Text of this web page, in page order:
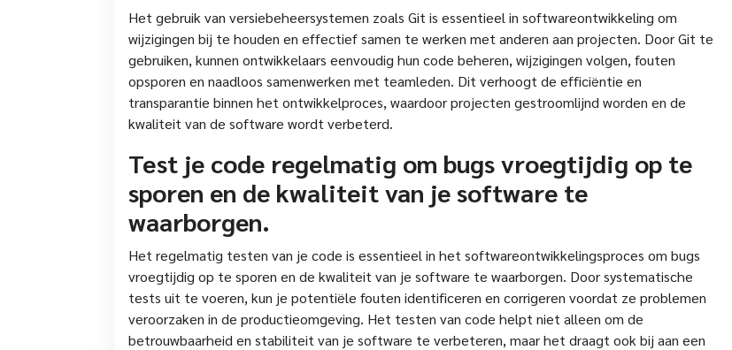
Het gebruik van versiebeheersystemen zoals Git is essentieel in softwareontwikkeling om
wijzigingen bij te houden en effectief samen te werken met anderen aan projecten. Door Git te
gebruiken, kunnen ontwikkelaars eenvoudig hun code beheren, wijzigingen volgen, fouten
opsporen en naadloos samenwerken met teamleden. Dit verhoogt de efficiëntie en
transparantie binnen het ontwikkelproces, waardoor projecten gestroomlijnd worden en de
kwaliteit van de software wordt verbeterd.
Test je code regelmatig om bugs vroegtijdig op te
sporen en de kwaliteit van je software te
waarborgen.
Het regelmatig testen van je code is essentieel in het softwareontwikkelingsproces om bugs
vroegtijdig op te sporen en de kwaliteit van je software te waarborgen. Door systematische
tests uit te voeren, kun je potentiële fouten identificeren en corrigeren voordat ze problemen
veroorzaken in de productieomgeving. Het testen van code helpt niet alleen om de
betrouwbaarheid en stabiliteit van je software te verbeteren, maar het draagt ook bij aan een